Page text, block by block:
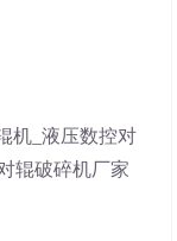
机_液压数控对
辊破碎机厂家